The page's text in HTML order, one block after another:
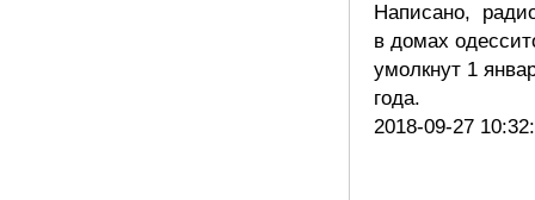
Написано,
в домах
умолкнут 1
года.
2018-09-27